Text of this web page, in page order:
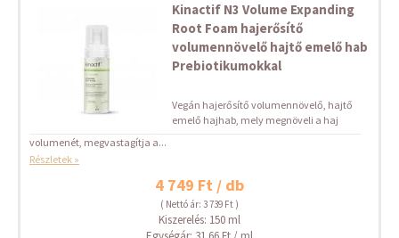
Kinactif N3 Volume Expanding
Root Foam hajerősítő
volumennövelő hajtő emelő hab
Prebiotikumokkal
Vegán hajerősítő volumennövelő, hajtő
emelő hajhab, mely megnöveli a haj
volumenét, megvastagítja a...
Részletek »
4 749 Ft / db
( Nettó ár: 3 739 Ft )
Kiszerelés: 150 ml